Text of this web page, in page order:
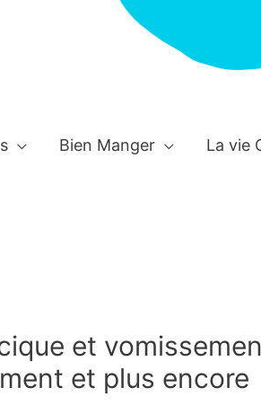
Bien Manger La vie
et
et plus encore